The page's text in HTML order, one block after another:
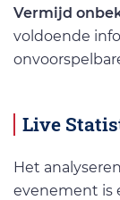
Vermijd
voldoende
Live
Het
evenement is